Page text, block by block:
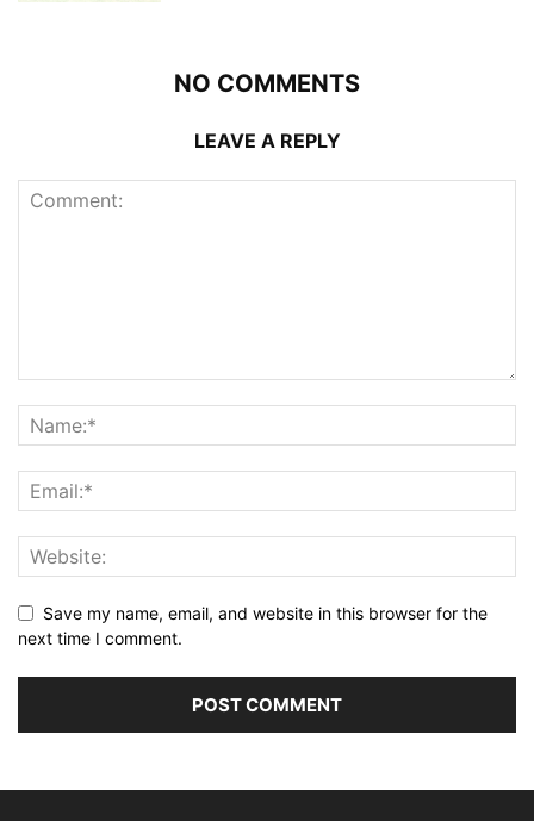
NO COMMENTS
LEAVE A REPLY
Save my name, email, and website in this browser for the
next time I comment.